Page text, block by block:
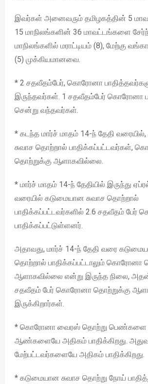
இவர்கள் அனைவரும் தமிழகத்தின் 5
15 மாநிலங்களின் 36 மாவட்டங்களை
மாநிலங்களில் மராட்டியம் (8), மேற்கு
(5) முக்கியமானவை.
* 2 சதவீதம்பேர், கொரோனா
இருந்தவர்கள். 1 சதவீதம்பேர் கொரோனா
சென்று வந்தவர்கள்.
* கடந்த மார்ச் மாதம் 14-ந் தேதி
சுவாச தொற்றால் பாதிக்கப்பட்டவர்கள்,
தொற்றுக்கு ஆளாகவில்லை.
* மார்ச் மாதம் 14-ந் தேதியில் இருந்து
வரையில் கடுமையான சுவாச தொற்றால்
பாதிக்கப்பட்டவர்களில் 2.6 சதவீதம் பேர்
பாதிக்கப்பட்டுள்ளனர்.
அதாவது, மார்ச் 14-ந் தேதி வரை
தொற்றால் பாதிக்கப்பட்டாலும் கொரோனா
ஆளாகவில்லை என்று இருந்த நிலை,
சதவீதம் பேர் கொரோனா தொற்றுக்கு
இருக்கிறார்கள்.
* கொரோனா வைரஸ் தொற்று பெண்களை
ஆண்களையே அதிகம் பாதிக்கிறது.
மேற்பட்டவர்களையே அதிகம் பாதிக்கிறது.
* கடுமையான சுவாச தொற்று நோய்